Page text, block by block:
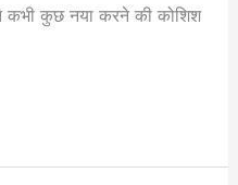
कभी कुछ नया करने की कोशिश